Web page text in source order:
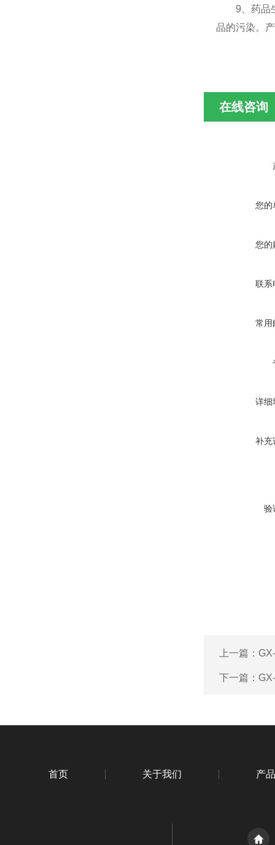
9、药品生
品的污染。
在线咨询
您的
您的
联系
常用
详细
补充
验
上一篇：
下一篇：
首页 关于我们 产